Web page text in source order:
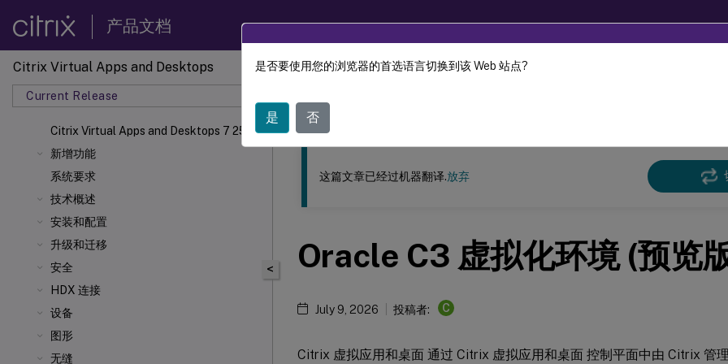
产品文档
Citrix Virtual Apps and Desktops
Current Release
Citrix Virtual Apps and Desktops 7 2511
新增功能
系统要求
技术概述
安装和配置
升级和迁移
安全
HDX 连接
设备
图形
无缝
此内容已经过机器动态翻译。
<
这篇文章已经过机器翻译.放弃
Oracle C3 虚拟化环境 (预览
July 9, 2026 投稿者: C
Citrix 虚拟应用和桌面 通过 Citrix 虚拟应用和桌面 控制平面中由 Citrix 管
是否要使用您的浏览器的首选语言切换到该 Web 站点?
是 否